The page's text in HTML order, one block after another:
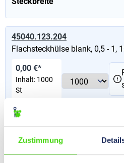
Zustimmung
45040.123.204
Flachsteckhülse blank, 0,5 - 1,
Form
Nenngröße
0,00 €*
Inhalt: 1000
St